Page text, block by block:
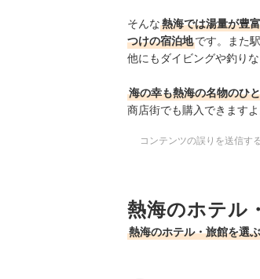
そんな熱海では湯量が豊
つけの宿泊地です。また
他にもダイビングや釣り
海の幸も熱海の名物のひ
商店街でも購入できます
コンテンツの誤りを送信す
熱海のホテル
熱海のホテル・旅館を選